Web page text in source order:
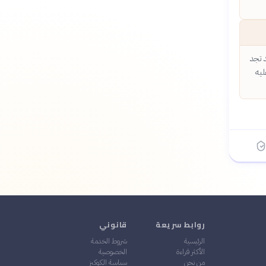
تجد
روابط سريعة
الرئيسية
الأكثر قراءة
من نحن
قانوني
شروط الخدمة
الخصوصية
سياسة الكوكيز